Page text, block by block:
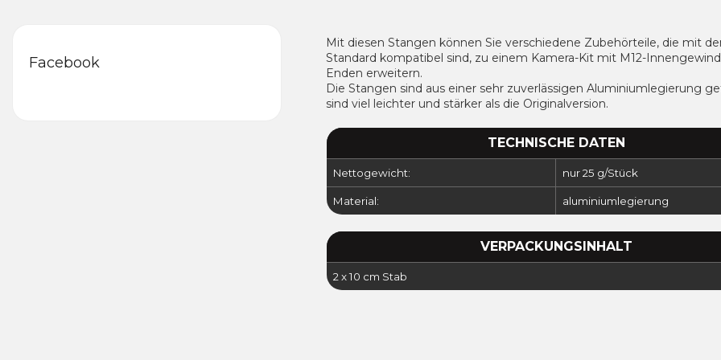
Facebook
Mit diesen Stangen können Sie verschiedene Zubehörteile, die mit
Standard kompatibel sind, zu einem Kamera-Kit mit M12-
Enden erweitern.
Die Stangen sind aus einer sehr zuverlässigen Aluminiumlegierung
sind viel leichter und stärker als die Originalversion.
TECHNISCHE DATEN
Nettogewicht: nur 25 g/Stück
Material: aluminiumlegierung
VERPACKUNGSINHALT
2 x 10 cm Stab